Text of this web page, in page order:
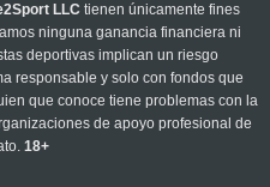
LLC tienen únicamente fines
ninguna ganancia financiera ni
deportivas implican un riesgo
responsable y solo con fondos que
que conoce tiene problemas con la
de apoyo profesional de
18+